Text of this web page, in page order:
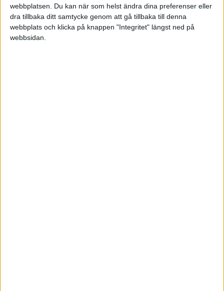
webbplatsen. Du kan när som helst ändra dina preferenser eller
dra tillbaka ditt samtycke genom att gå tillbaka till denna
webbplats och klicka på knappen "Integritet" längst ned på
webbsidan.
jag företagare som genuint tror på sig själva att
arbeta med.
Hos mig jobbar vi delvis efter